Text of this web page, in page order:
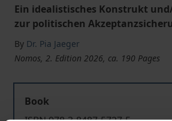
Ein idealistisches Konstrukt
zur politischen
By Dr. Pia Jaeger
Nomos, 2. Edition 2026, ca. 190 Pages
Book